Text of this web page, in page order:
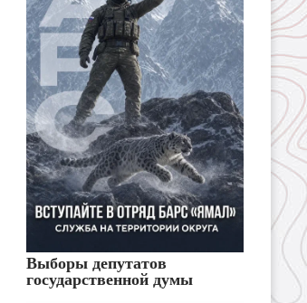
Выборы депутатов
государственной думы